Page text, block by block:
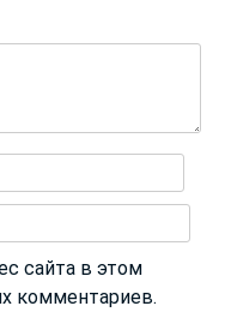
сайта в этом
комментариев.